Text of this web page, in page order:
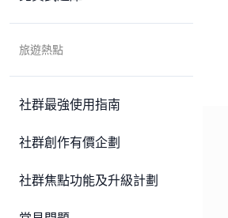
旅遊熱點
社群最強使用指南
社群創作有價企劃
社群焦點功能及升級計劃